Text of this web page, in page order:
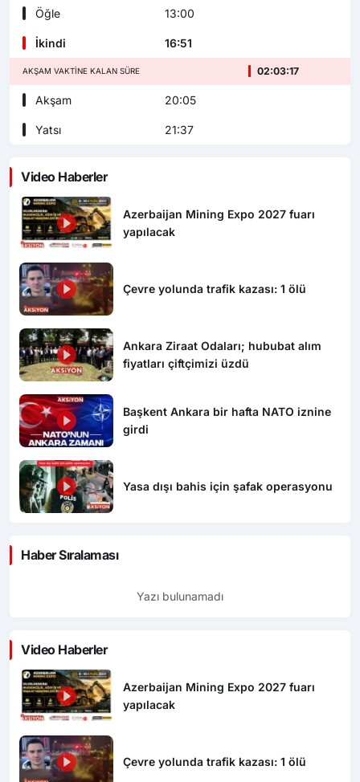
Öğle 13:00
İkindi 16:51
AKŞAM VAKTINE KALAN SÜRE 02:03:15
Akşam 20:05
Yatsı 21:37
Video Haberler
Azerbaijan Mining Expo 2027 fuarı
yapılacak
Çevre yolunda trafik kazası: 1 ölü
Ankara Ziraat Odaları; hububat alım
fiyatları çiftçimizi üzdü
Başkent Ankara bir hafta NATO iznine
girdi
Yasa dışı bahis için şafak operasyonu
Haber Sıralaması
Yazı bulunamadı
Video Haberler
Azerbaijan Mining Expo 2027 fuarı
yapılacak
Çevre yolunda trafik kazası: 1 ölü